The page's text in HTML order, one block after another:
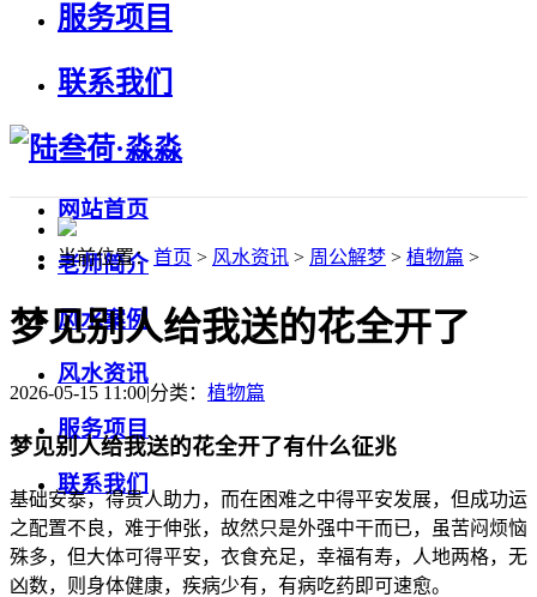
服务项目
联系我们
网站首页
老师简介
风水案例
风水资讯
服务项目
联系我们
当前位置： 首页 > 风水资讯 > 周公解梦 > 植物篇 >
梦见别人给我送的花全开了
2026-05-15 11:00|分类： 植物篇
梦见别人给我送的花全开了有什么征兆
基础安泰，得贵人助力，而在困难之中得平安发展，但成功运
之配置不良，难于伸张，故然只是外强中干而已，虽苦闷烦恼
殊多，但大体可得平安，衣食充足，幸福有寿，人地两格，无
凶数，则身体健康，疾病少有，有病吃药即可速愈。